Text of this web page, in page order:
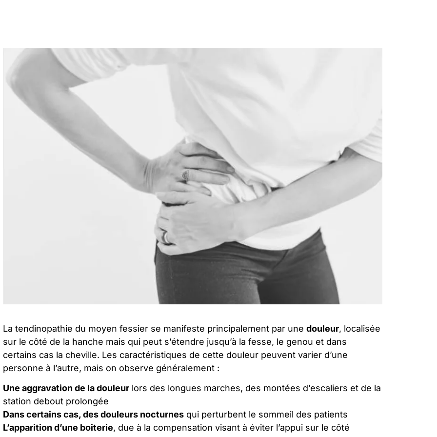
La tendinopathie du moyen fessier se manifeste principalement par une douleur, localisée
sur le côté de la hanche mais qui peut s’étendre jusqu’à la fesse, le genou et dans
certains cas la cheville. Les caractéristiques de cette douleur peuvent varier d’une
personne à l’autre, mais on observe généralement :
Une aggravation de la douleur lors des longues marches, des montées d’escaliers et de la
station debout prolongée
Dans certains cas, desdouleurs nocturnes qui perturbent le sommeil des patients
L’apparition d’une boiterie, due à la compensation visant à éviter l’appui sur le côté